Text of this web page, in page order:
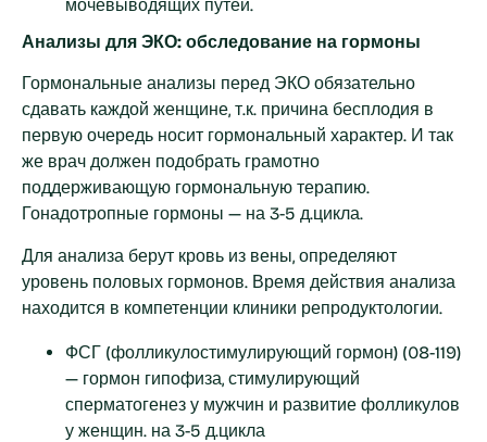
мочевыводящих путей.
Анализы для ЭКО: обследование на гормоны
Гормональные анализы перед ЭКО обязательно
сдавать каждой женщине, т.к. причина бесплодия в
первую очередь носит гормональный характер. И так
же врач должен подобрать грамотно
поддерживающую гормональную терапию.
Гонадотропные гормоны — на 3-5 д.цикла.
Для анализа берут кровь из вены, определяют
уровень половых гормонов. Время действия анализа
находится в компетенции клиники репродуктологии.
ФСГ (фолликулостимулирующий гормон) (08-119)
— гормон гипофиза, стимулирующий
сперматогенез у мужчин и развитие фолликулов
у женщин. на 3-5 д.цикла